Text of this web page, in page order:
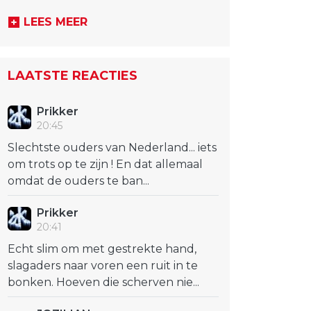
LEES MEER
LAATSTE REACTIES
Prikker
20:45
Slechtste ouders van Nederland... iets
om trots op te zijn ! En dat allemaal
omdat de ouders te ban...
Prikker
20:41
Echt slim om met gestrekte hand,
slagaders naar voren een ruit in te
bonken. Hoeven die scherven nie...